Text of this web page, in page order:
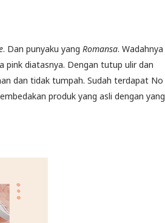
. Dan punyaku yang Romansa. Wadahnya
pink diatasnya. Dengan tutup ulir dan
dan tidak tumpah. Sudah terdapat No
produk yang asli dengan yang